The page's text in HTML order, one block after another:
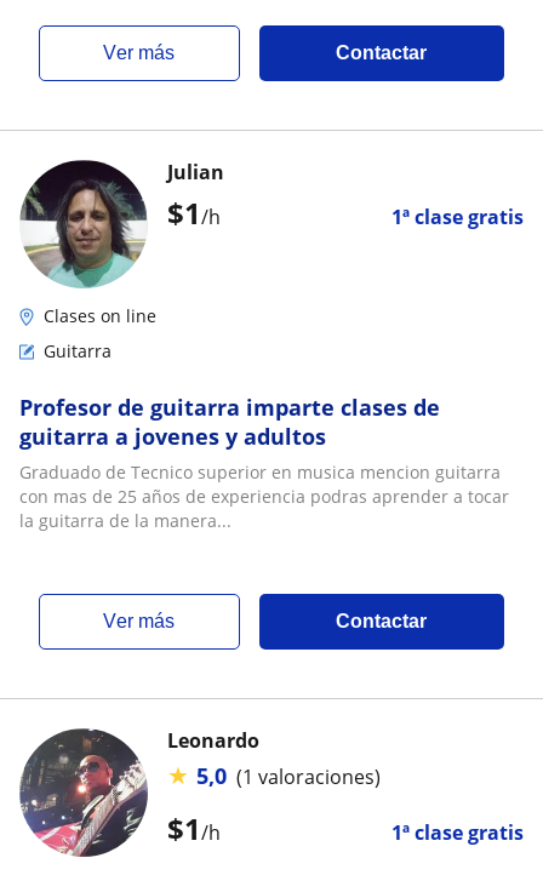
ver más Contactar
$1/h 1ª clase gratis
Julian
Clases on line
Guitarra
Profesor de guitarra imparte clases de
guitarra a jovenes y adultos
Graduado de Tecnico superior en musica mencion guitarra
con mas de 25 años de experiencia podras aprender a tocar
la guitarra de la manera...
ver más Contactar
$1/h 1ª clase gratis
Leonardo
★ 5,0 (1 valoraciones)